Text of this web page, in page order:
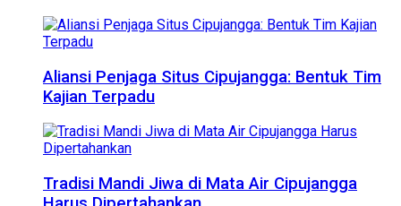
Aliansi Penjaga Situs Cipujangga: Bentuk Tim
Kajian Terpadu
Tradisi Mandi Jiwa di Mata Air Cipujangga